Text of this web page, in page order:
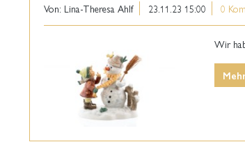
Von: Lina-Theresa Ahlf 23.11.23 15:00 0
Wir